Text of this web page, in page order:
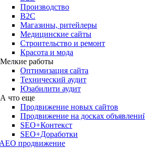
Производство
B2C
Магазины, ритейлеры
Медицинские сайты
Строительство и ремонт
Красота и мода
Мелкие работы
Оптимизация сайта
Технический аудит
Юзабилити аудит
А что еще
Продвижение новых сайтов
Продвижение на досках
SEO+Контекст
SEO+Доработки
продвижение